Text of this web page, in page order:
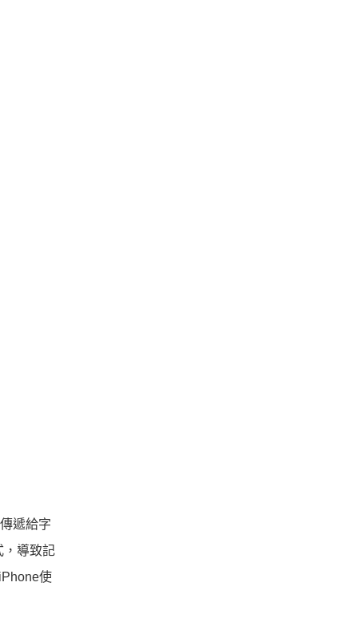
遞給字
，導致記
使